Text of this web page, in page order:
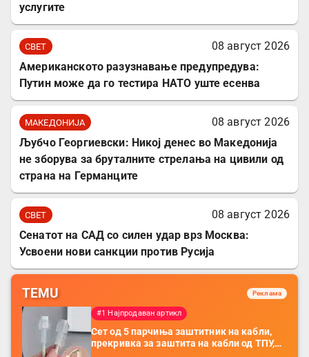
услугите
СВЕТ
08 август 2026
Американското разузнавање предупредува:
Путин може да го тестира НАТО уште есенва
МАКЕДОНИЈА
08 август 2026
Љубчо Георгиевски: Никој денес во Македонија
не зборува за бруталните стрелања на цивили од
страна на Германците
СВЕТ
08 август 2026
Сенатот на САД со силен удар врз Москва:
Усвоени нови санкции против Русија
TEMU Реклама
#1 Најпродаван артикл
Сет од 5 парчиња заштитник на кабли,
прекривка за заштита на кабли од ТПУ,